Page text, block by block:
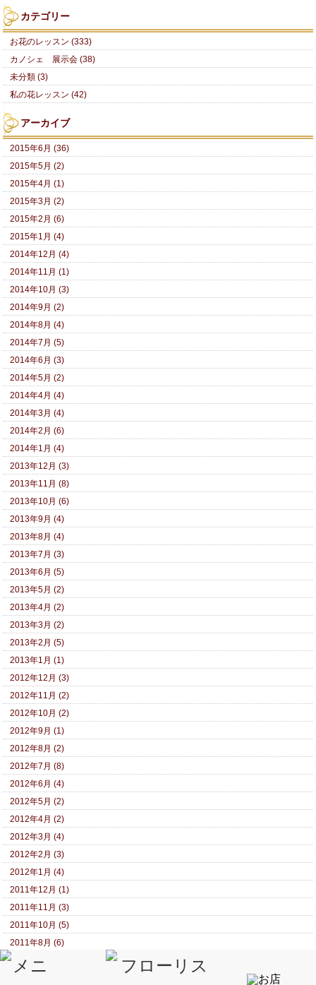
カテゴリー
お花のレッスン (333)
カノシェ 展示会 (38)
未分類 (3)
私の花レッスン (42)
アーカイブ
2015年6月 (36)
2015年5月 (2)
2015年4月 (1)
2015年3月 (2)
2015年2月 (6)
2015年1月 (4)
2014年12月 (4)
2014年11月 (1)
2014年10月 (3)
2014年9月 (2)
2014年8月 (4)
2014年7月 (5)
2014年6月 (3)
2014年5月 (2)
2014年4月 (4)
2014年3月 (4)
2014年2月 (6)
2014年1月 (4)
2013年12月 (3)
2013年11月 (8)
2013年10月 (6)
2013年9月 (4)
2013年8月 (4)
2013年7月 (3)
2013年6月 (5)
2013年5月 (2)
2013年4月 (2)
2013年3月 (2)
2013年2月 (5)
2013年1月 (1)
2012年12月 (3)
2012年11月 (2)
2012年10月 (2)
2012年9月 (1)
2012年8月 (2)
2012年7月 (8)
2012年6月 (4)
2012年5月 (2)
2012年4月 (2)
2012年3月 (4)
2012年2月 (3)
2012年1月 (4)
2011年12月 (1)
2011年11月 (3)
2011年10月 (5)
2011年8月 (6)
2011年7月 (7)